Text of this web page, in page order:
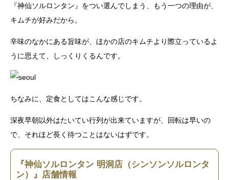
『神仙ソルロンタン』をつい選んでしまう、もう一つの理由が、
キムチが好みだから。
辛味のなかにある旨味が、ほかの店のキムチより際立っているよ
うに思えて、しっくりくるんです。
ちなみに、定食としてはこんな感じです。
深夜早朝以外はたいてい行列が出来ていますが、回転は早いの
で、それほど長く待つことはないはずです。
『神仙ソルロンタン 明洞店（シンソンソルロンタ
ン）』店舗情報